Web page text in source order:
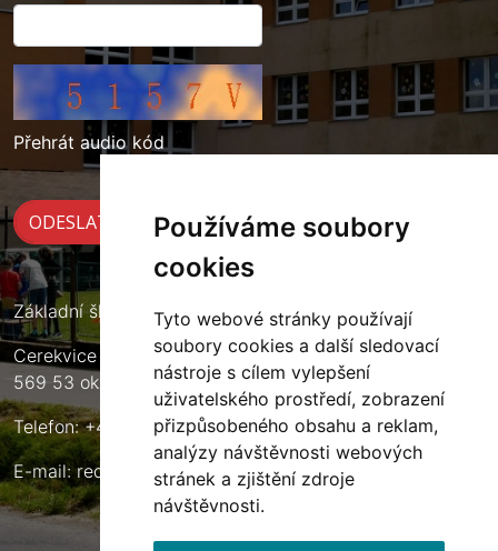
Používáme soubory
cookies
Tyto webové stránky používají
soubory cookies a další sledovací
nástroje s cílem vylepšení
uživatelského prostředí, zobrazení
přizpůsobeného obsahu a reklam,
analýzy návštěvnosti webových
stránek a zjištění zdroje
návštěvnosti.
Přehrát audio kód
Základní škola Cerekvice nad Loučnou
Cerekvice nad Loučnou 135
569 53 okres Svitavy
Telefon: +420 461 633 140
E-mail:reditel@zscerekvice.cz